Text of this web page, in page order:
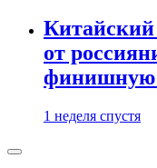
Китайский
от
1 неделя спустя